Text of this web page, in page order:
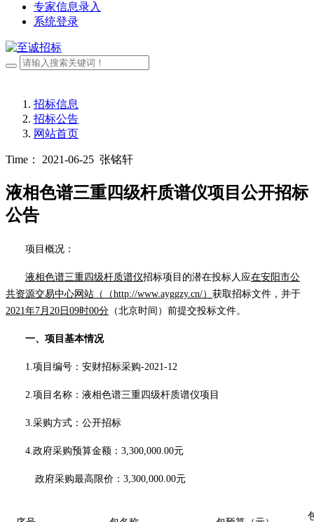
专家信息录入
系统登录
招标信息
招标公告
网站首页
Time： 2021-06-25 张铭轩
液相色谱三重四级杆质谱仪项目公开招标
公告
项目概况：
液相色谱三重四级杆质谱仪招标项目的潜在投标人 应在安阳市公
共资源交易中心网站（（http://www.ayggzy.cn/） 获取招标文件，并于
2021年7月 20 日 09时00分 （北京时间）前提交投标文件。
一、项目基本情况
1.项目编号：安财招标采购-2021-12
2.项目名称：液相色谱三重四级杆质谱仪项目
3.采购方式：公开招标
4.政府采购预算金额： 3,300,000.00元
政府采购最高限价： 3,300,000.00元